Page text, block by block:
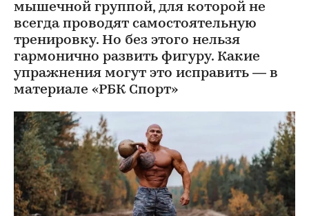
мышечной группой, для которой не
всегда проводят самостоятельную
тренировку. Но без этого нельзя
гармонично развить фигуру. Какие
упражнения могут это исправить — в
материале «РБК Спорт»